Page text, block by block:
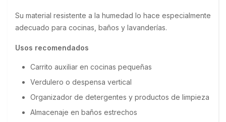
Su material resistente a la humedad lo hace especialmente
adecuado para cocinas, baños y lavanderías.
Usos recomendados
Carrito auxiliar en cocinas pequeñas
Verdulero o despensa vertical
Organizador de detergentes y productos de limpieza
Almacenaje en baños estrechos